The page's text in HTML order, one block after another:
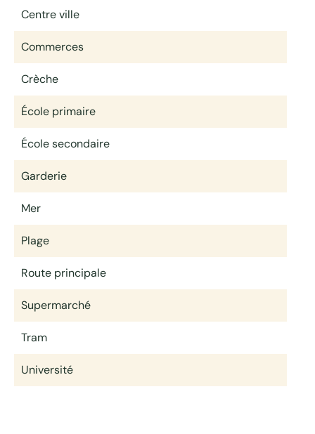
Centre ville
Commerces
Crèche
École primaire
École secondaire
Garderie
Mer
Plage
Route principale
Supermarché
Tram
Université